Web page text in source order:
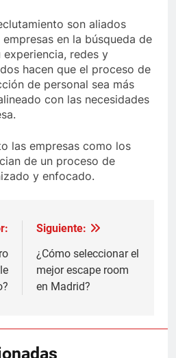
son aliados
en la búsqueda de
redes y
hacen que el proceso de
de personal sea más
con las necesidades
las empresas como los
de un proceso de
y enfocado.
Siguiente:
¿Cómo seleccionar el
mejor escape room
en Madrid?